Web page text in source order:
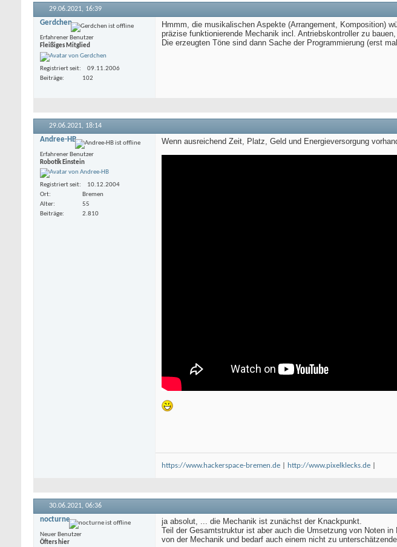
29.06.2021, 16:39
Gerdchen
Erfahrener Benutzer
Fleißiges Mitglied
Registriert seit
09.11.2006
Beiträge
102
Hmmm, die musikalischen Aspekte (Arrangement, Komposition)
präzise funktionierende Mechanik incl. Antriebskontroller zu
Die erzeugten Töne sind dann Sache der Programmierung (erst
29.06.2021, 18:14
Andree-HB
Erfahrener Benutzer
Robotik Einstein
Registriert seit
10.12.2004
Ort
Bremen
Alter
55
Beiträge
2.810
Wenn ausreichend Zeit, Platz, Geld und Energieversorgung
https://www.hackerspace-bremen.de http://www.pixelklecks.de
30.06.2021, 06:36
nocturne
Neuer Benutzer
Öfters hier
ja absolut, ... die Mechanik ist zunächst der Knackpunkt.
Teil der Gesamtstruktur ist aber auch die Umsetzung von Noten
von der Mechanik und bedarf auch einem nicht zu